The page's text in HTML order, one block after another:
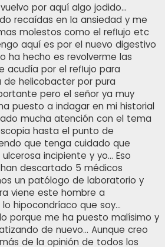
por aquí algo jodido...
recaídas en la ansiedad y me
molestos como el reflujo etc
aquí es por el nuevo digestivo
ha hecho es revolverme las
acudía por el reflujo para
de helicobacter por pura
pero el señor ya muy
puesto a indagar en mi historial
mucha atención con el tema
hasta el punto de
que tenga cuidado que
incipiente y yo... Eso
descartado 5 médicos
un patólogo de laboratorio y
viene este hombre a
hipocondríaco que soy...
porque me ha puesto malísimo y
de nuevo... Aunque creo
de la opinión de todos los